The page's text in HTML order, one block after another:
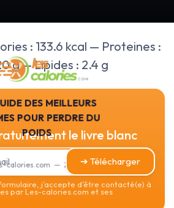
: 133.6 kcal — Proteines :
g — Lipides : 2.4 g
des meilleurs
pour perdre du
poids
calories.com — 2026
le livre blanc
➔ Télécharger
j’accepte d’être contacté(e) à
par Les-calories.com et ses